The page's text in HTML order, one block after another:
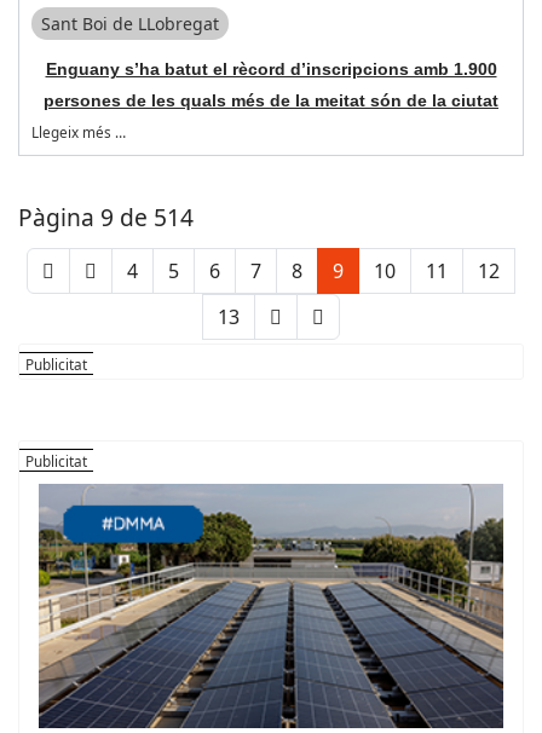
Sant Boi de LLobregat
Enguany s’ha batut el rècord d’inscripcions amb 1.900
persones de les quals més de la meitat són de la ciutat
Llegeix més …
Pàgina 9 de 514
4 5 6 7 8 9 10 11
12
13